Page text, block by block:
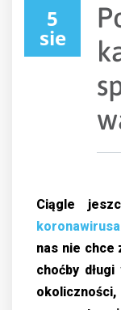
5
sie
Ciągle
koronawirusa
nas nie chce
choćby